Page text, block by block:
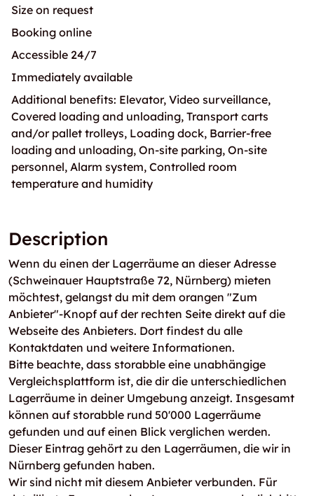
Size on request
Booking online
Accessible 24/7
Immediately available
Additional benefits: Elevator, Video surveillance,
Covered loading and unloading, Transport carts
and/or pallet trolleys, Loading dock, Barrier-free
loading and unloading, On-site parking, On-site
personnel, Alarm system, Controlled room
temperature and humidity
Description
Wenn du einen der Lagerräume an dieser Adresse
(Schweinauer Hauptstraße 72, Nürnberg) mieten
möchtest, gelangst du mit dem orangen "Zum
Anbieter"-Knopf auf der rechten Seite direkt auf die
Webseite des Anbieters. Dort findest du alle
Kontaktdaten und weitere Informationen.
Bitte beachte, dass storabble eine unabhängige
Vergleichsplattform ist, die dir die unterschiedlichen
Lagerräume in deiner Umgebung anzeigt. Insgesamt
können auf storabble rund 50'000 Lagerräume
gefunden und auf einen Blick verglichen werden.
Dieser Eintrag gehört zu den Lagerräumen, die wir in
Nürnberg gefunden haben.
Wir sind nicht mit diesem Anbieter verbunden. Für